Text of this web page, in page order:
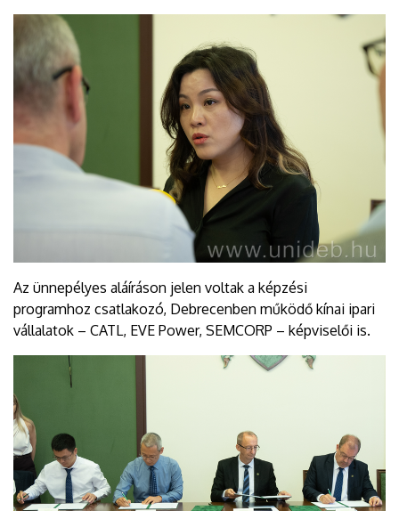
Az ünnepélyes aláíráson jelen voltak a képzési
programhoz csatlakozó, Debrecenben működő kínai ipari
vállalatok – CATL, EVE Power, SEMCORP – képviselői is.